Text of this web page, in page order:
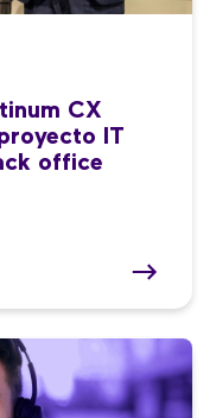
CX
IT
office